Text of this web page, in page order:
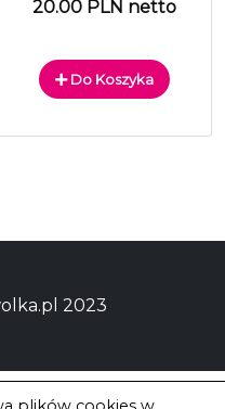
20.00 PLN netto
Do Koszyka
2023